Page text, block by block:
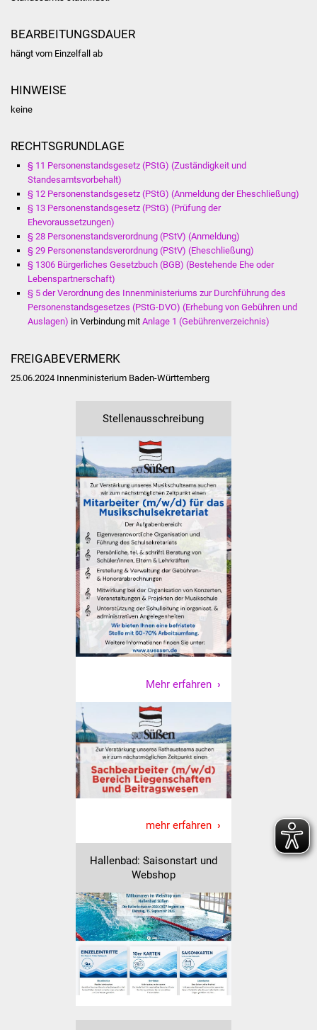
ÖPNV
Abfall und Entsorgung
Kultur & Freizeit
Veranstaltungen
Einrichtungen
Stadtbücherei
Stadtarchiv
Zehntscheuer
Bürgerhaus
Kulturhalle
Vereine und Parteien
Selbsteintrag Vereine
Beirat Süßener Vereine
Sportanlagen
Tourismus
Erlebnisregion
Route der
Lebenslagen
Senioren
Stadtseniorenrat
BEARBEITUNGSDAUER
hängt vom Einzelfall ab
HINWEISE
keine
RECHTSGRUNDLAGE
§ 11 Personenstandsgesetz (PStG) (Zuständigkeit und
Standesamtsvorbehalt)
§ 12 Personenstandsgesetz (PStG) (Anmeldung der Eheschließung)
§ 13 Personenstandsgesetz (PStG) (Prüfung der
Ehevoraussetzungen)
§ 28 Personenstandsverordnung (PStV) (Anmeldung)
§ 29 Personenstandsverordnung (PStV) (Eheschließung)
§ 1306 Bürgerliches Gesetzbuch (BGB) (Bestehende Ehe oder
Lebenspartnerschaft)
§ 5 der Verordnung des Innenministeriums zur Durchführung des
Personenstandsgesetzes (PStG-DVO) (Erhebung von Gebühren und
Auslagen) in Verbindung mit Anlage 1 (Gebührenverzeichnis)
FREIGABEVERMERK
25.06.2024 Innenministerium Baden-Württemberg
Stellenausschreibung
Mehr erfahren
mehr erfahren
Hallenbad: Saisonstart und
Webshop